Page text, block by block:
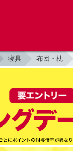
寝具 布団・枕